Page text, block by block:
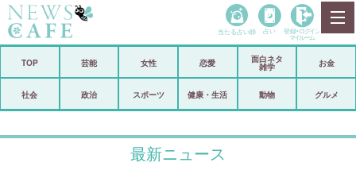
政治
スポーツ
当たる占い師 占い 登録• ログイン
マイルーム
TOP 芸能 女性 恋愛
面白ネタ
雑学
お金
社会 政治 スポーツ 健康・生活 動物 グルメ
最新ニュース